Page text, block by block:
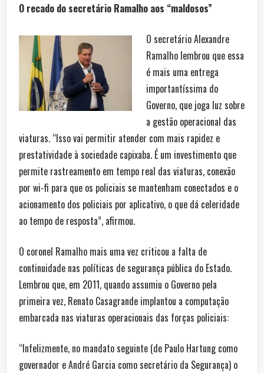
O recado do secretário Ramalho aos “maldosos”
O secretário Alexandre
Ramalho lembrou que essa
é mais uma entrega
importantíssima do
Governo, que joga luz sobre
a gestão operacional das
viaturas. “Isso vai permitir atender com mais rapidez e
prestatividade à sociedade capixaba. É um investimento que
permite rastreamento em tempo real das viaturas, conexão
por wi-fi para que os policiais se mantenham conectados e o
acionamento dos policiais por aplicativo, o que dá celeridade
ao tempo de resposta”, afirmou.
O coronel Ramalho mais uma vez criticou a falta de
continuidade nas políticas de segurança pública do Estado.
Lembrou que, em 2011, quando assumiu o Governo pela
primeira vez, Renato Casagrande implantou a computação
embarcada nas viaturas operacionais das forças policiais:
“Infelizmente, no mandato seguinte (de Paulo Hartung como
governador e André Garcia como secretário da Segurança) o